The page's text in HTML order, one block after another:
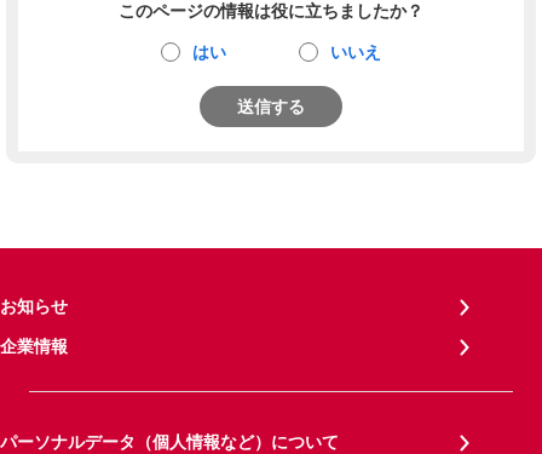
このページの情報は役に立ちましたか？
はい いいえ
送信する
お知らせ
企業情報
パーソナルデータ（個人情報など）について